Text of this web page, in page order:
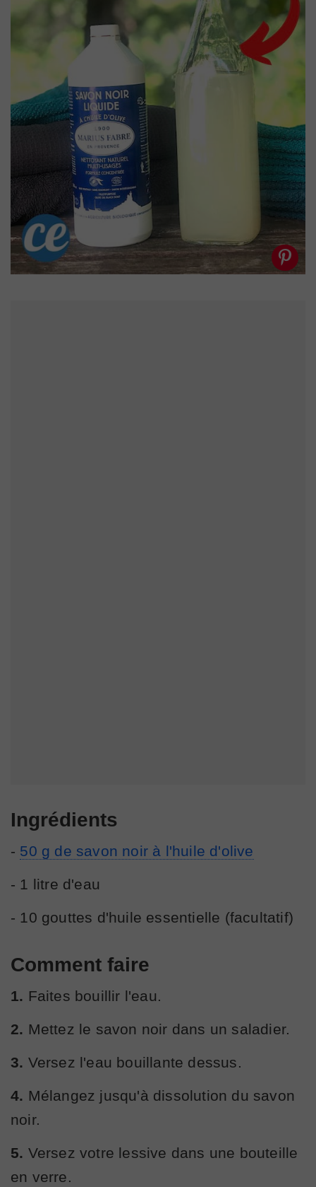
Ingrédients
- 50 g de savon noir à l'huile d'olive
- 1 litre d'eau
- 10 gouttes d'huile essentielle (facultatif)
Comment faire
1. Faites bouillir l'eau.
2. Mettez le savon noir dans un saladier.
3. Versez l'eau bouillante dessus.
4. Mélangez jusqu'à dissolution du savon
noir.
5. Versez votre lessive dans une bouteille
en verre.